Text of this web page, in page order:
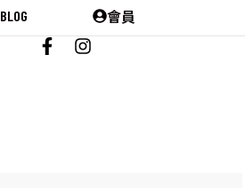
BLOG 會員